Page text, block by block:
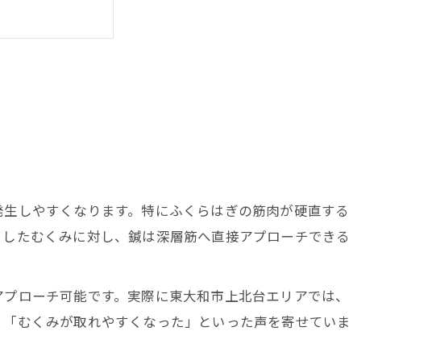
に効果的
げる方法
解説
れる理由
報
しやすくなります。特にふくらはぎの筋肉が硬直する
たむくみに対し、鍼は深層筋へ直接アプローチできる
ローチ可能です。実際に東大和市上北台エリアでは、
むくみが取れやすくなった」といった声を寄せていま